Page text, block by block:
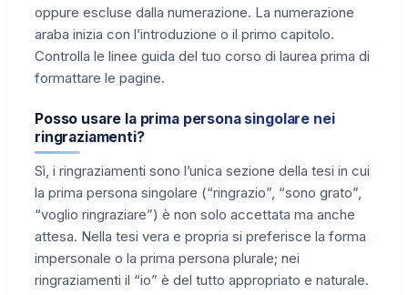
oppure escluse dalla numerazione. La numerazione
araba inizia con l’introduzione o il primo capitolo.
Controlla le linee guida del tuo corso di laurea prima di
formattare le pagine.
Posso usare la prima persona singolare nei
ringraziamenti?
Sì, i ringraziamenti sono l’unica sezione della tesi in cui
la prima persona singolare (“ringrazio”, “sono grato”,
“voglio ringraziare”) è non solo accettata ma anche
attesa. Nella tesi vera e propria si preferisce la forma
impersonale o la prima persona plurale; nei
ringraziamenti il “io” è del tutto appropriato e naturale.